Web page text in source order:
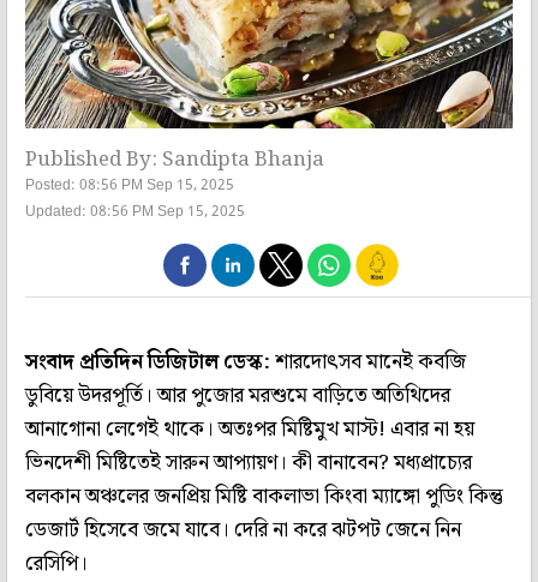
Published By: Sandipta Bhanja
Posted: 08:56 PM Sep 15, 2025
Updated: 08:56 PM Sep 15, 2025
সংবাদ প্রতিদিন ডিজিটাল ডেস্ক:শারদোৎসব মানেই কবজি
ডুবিয়ে উদরপূর্তি। আর পুজোর মরশুমে বাড়িতে অতিথিদের
আনাগোনা লেগেই থাকে। অতঃপর মিষ্টিমুখ মাস্ট! এবার না হয়
ভিনদেশী মিষ্টিতেই সারুন আপ্যায়ণ। কী বানাবেন? মধ্যপ্রাচ্যের
বলকান অঞ্চলের জনপ্রিয় মিষ্টি বাকলাভা কিংবা ম্যাঙ্গো পুডিং কিন্তু
ডেজার্ট হিসেবে জমে যাবে। দেরি না করে ঝটপট জেনে নিন
রেসিপি।